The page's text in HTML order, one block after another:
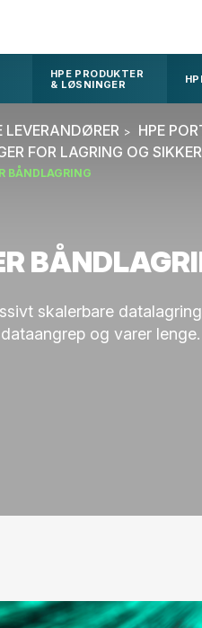
HPE PRODUKTER
& LØSNINGER
LEVERANDØRER HPE
FOR LAGRING OG
BÅNDLAGRING
skalerbare
og varer lenge.